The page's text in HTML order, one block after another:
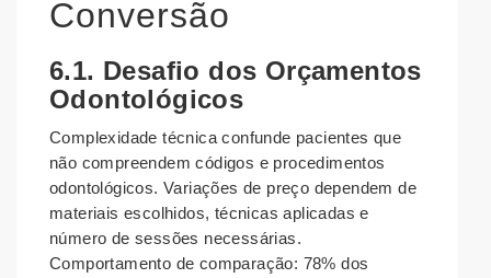
Conversão
6.1. Desafio dos Orçamentos
Odontológicos
Complexidade técnica confunde pacientes que
não compreendem códigos e procedimentos
odontológicos. Variações de preço dependem de
materiais escolhidos, técnicas aplicadas e
número de sessões necessárias.
Comportamento de comparação: 78% dos